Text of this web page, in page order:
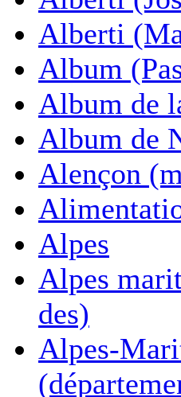
Alberti
Album
Album de
Album de
Alençon
Alpes
Alpes
des)
Alpes-